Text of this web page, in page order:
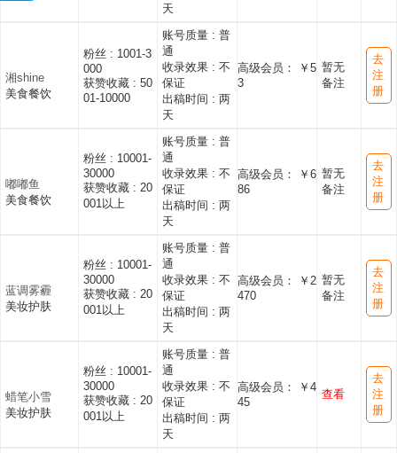
天
湘shine
美食餐饮
粉丝 : 1001-3
000
获赞收藏 : 50
01-10000
账号质量 : 普
通
收录效果 : 不
保证
出稿时间 : 两
天
高级会员： ￥5
3
暂无
备注
去
注
册
嘟嘟鱼
美食餐饮
粉丝 : 10001-
30000
获赞收藏 : 20
001以上
账号质量 : 普
通
收录效果 : 不
保证
出稿时间 : 两
天
高级会员： ￥6
86
暂无
备注
去
注
册
蓝调雾霾
美妆护肤
粉丝 : 10001-
30000
获赞收藏 : 20
001以上
账号质量 : 普
通
收录效果 : 不
保证
出稿时间 : 两
天
高级会员： ￥2
470
暂无
备注
去
注
册
蜡笔小雪
美妆护肤
粉丝 : 10001-
30000
获赞收藏 : 20
001以上
账号质量 : 普
通
收录效果 : 不
保证
出稿时间 : 两
天
高级会员： ￥4
45
查看
去
注
册